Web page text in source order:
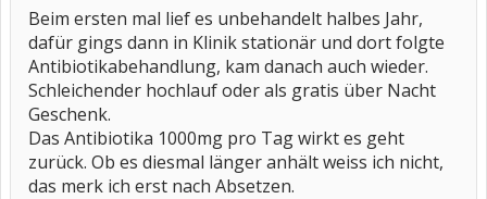
Beim ersten mal lief es unbehandelt halbes Jahr,
dafür gings dann in Klinik stationär und dort folgte
Antibiotikabehandlung, kam danach auch wieder.
Schleichender hochlauf oder als gratis über Nacht
Geschenk.
Das Antibiotika 1000mg pro Tag wirkt es geht
zurück. Ob es diesmal länger anhält weiss ich nicht,
das merk ich erst nach Absetzen.